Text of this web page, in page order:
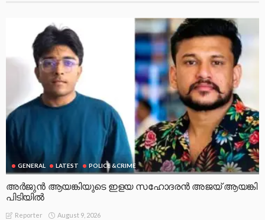
GENERAL LATEST POLICE &CRIME
അർജുൻ ആയങ്കിയുടെ ഇളയ സഹോദരൻ അജയ് ആയങ്കി
പിടിയിൽ
Reporter August 9, 2026